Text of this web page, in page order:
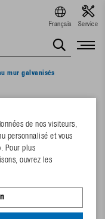
Français Service
mur galvanisés
de nos visiteurs,
personnalisé et vous
Pour plus
ouvrez les